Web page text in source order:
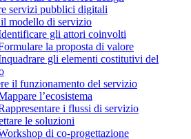
servizi pubblici digitali
modello di servizio
gli attori coinvolti
la proposta di valore
gli elementi costitutivi del
il funzionamento del servizio
l’ecosistema
i flussi di servizio
le soluzioni
di co-progettazione